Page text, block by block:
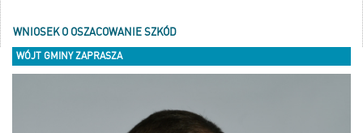
WNIOSEK O OSZACOWANIE SZKÓD
WÓJT GMINY ZAPRASZA